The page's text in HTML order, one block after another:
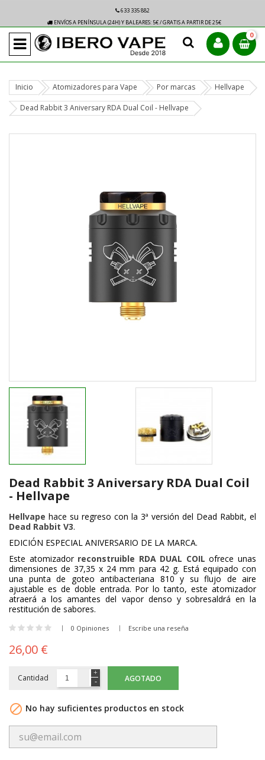
633 335 882
ENVÍOS A PENÍNSULA (24H) Y BALEARES: 5€ / GRATIS A PARTIR DE 25€
0
Inicio Atomizadores para Vape Por marcas Hellvape
Dead Rabbit 3 Aniversary RDA Dual Coil - Hellvape
Dead Rabbit 3 Aniversary RDA Dual Coil
- Hellvape
Hellvape hace su regreso con la 3ª versión del Dead Rabbit, el
Dead Rabbit V3.
EDICIÓN ESPECIAL ANIVERSARIO DE LA MARCA.
Este atomizador reconstruible RDA DUAL COIL ofrece unas
dimensiones de 37,35 x 24 mm para 42 g. Está equipado con
una punta de goteo antibacteriana 810 y su flujo de aire
ajustable es de doble entrada. Por lo tanto, este atomizador
atraerá a los amantes del vapor denso y sobresaldrá en la
restitución de sabores.
0 Opiniones Escribe una reseña
26,00 €
Cantidad AGOTADO
 No hay suficientes productos en stock